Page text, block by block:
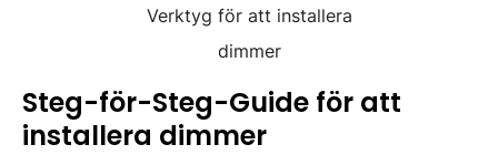
Verktyg för att installera
dimmer
Steg-för-Steg-Guide för att
installera dimmer